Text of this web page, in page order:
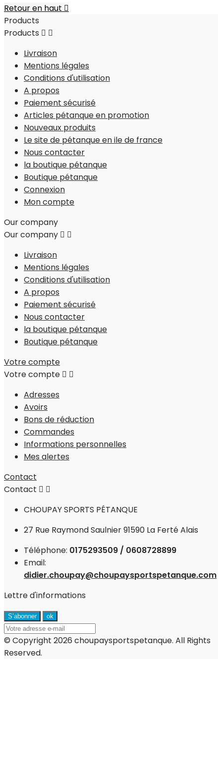
Retour en haut 
Products
Products  
Livraison
Mentions légales
Conditions d'utilisation
A propos
Paiement sécurisé
Articles pétanque en promotion
Nouveaux produits
Le site de pétanque en ile de france
Nous contacter
la boutique pétanque
Boutique pétanque
Connexion
Mon compte
Our company
Our company  
Livraison
Mentions légales
Conditions d'utilisation
A propos
Paiement sécurisé
Nous contacter
la boutique pétanque
Boutique pétanque
Votre compte
Votre compte  
Adresses
Avoirs
Bons de réduction
Commandes
Informations personnelles
Mes alertes
Contact
Contact  
CHOUPAY SPORTS PÉTANQUE
27 Rue Raymond Saulnier 91590 La Ferté Alais
Téléphone: 0175293509 / 0608728899
Email:
didier.choupay@choupaysportspetanque.com
Lettre d'informations
© Copyright 2026 choupaysportspetanque. All Rights
Reserved.